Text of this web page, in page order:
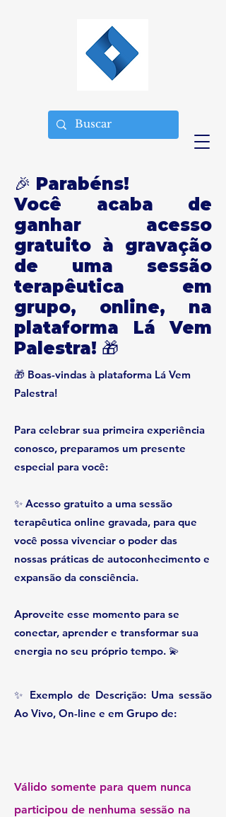
🎉 Parabéns!
Você acaba de
ganhar acesso
gratuito à gravação
de uma sessão
terapêutica em
grupo, online, na
plataforma Lá Vem
Palestra! 🎁
🎁 Boas-vindas à plataforma Lá Vem
Palestra!
Para celebrar sua primeira experiência
conosco, preparamos um presente
especial para você:
✨ Acesso gratuito a uma sessão
terapêutica online gravada, para que
você possa vivenciar o poder das
nossas práticas de autoconhecimento e
expansão da consciência.
Aproveite esse momento para se
conectar, aprender e transformar sua
energia no seu próprio tempo. 💫
✨ Exemplo de Descrição: Uma sessão
Ao Vivo, On-line e em Grupo de:
Válido somente para quem nunca
participou de nenhuma sessão na